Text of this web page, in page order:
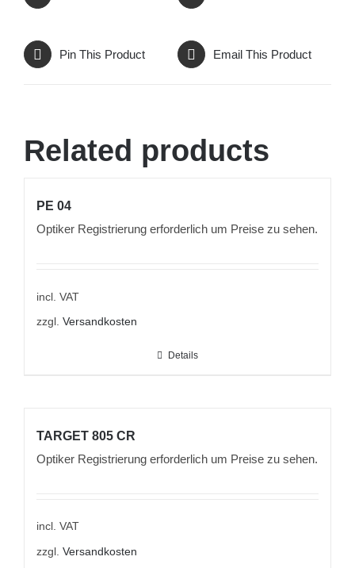
Pin This Product Email This Product
Related products
PE 04
Optiker Registrierung erforderlich um Preise zu sehen.
incl. VAT
zzgl. Versandkosten
Details
TARGET 805 CR
Optiker Registrierung erforderlich um Preise zu sehen.
incl. VAT
zzgl. Versandkosten